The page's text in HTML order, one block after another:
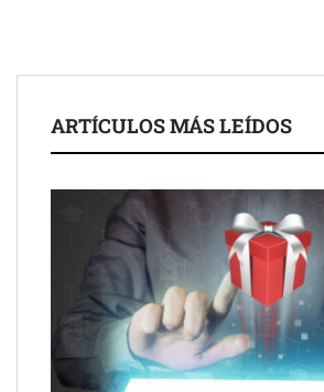
despacho de abogados Málaga de
Brisas del Estrecho abastece a la
conectando lonjas con establecimientos
ARTÍCULOS MÁS LEÍDOS